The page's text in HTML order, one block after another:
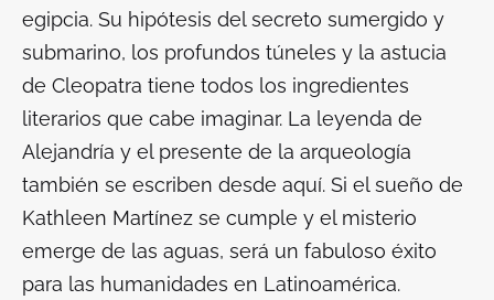
egipcia. Su hipótesis del secreto sumergido y
submarino, los profundos túneles y la astucia
de Cleopatra tiene todos los ingredientes
literarios que cabe imaginar. La leyenda de
Alejandría y el presente de la arqueología
también se escriben desde aquí. Si el sueño de
Kathleen Martínez se cumple y el misterio
emerge de las aguas, será un fabuloso éxito
para las humanidades en Latinoamérica.